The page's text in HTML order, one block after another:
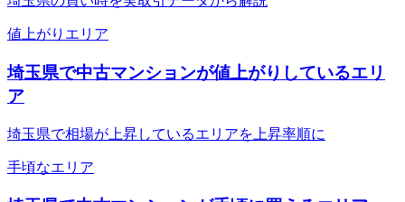
値上がりエリア
埼玉県で中古マンションが値上がりしているエリ
ア
埼玉県で相場が上昇しているエリアを上昇率順に
手頃なエリア